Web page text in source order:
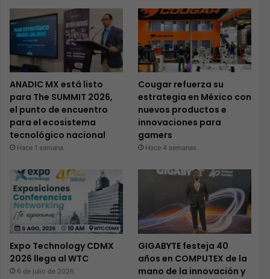
ANADIC MX está listo
para The SUMMIT 2026,
el punto de encuentro
para el ecosistema
tecnológico nacional
Hace 1 semana
Cougar refuerza su
estrategia en México con
nuevos productos e
innovaciones para
gamers
Hace 4 semanas
Expo Technology CDMX
2026 llega al WTC
6 de julio de 2026
GIGABYTE festeja 40
años en COMPUTEX de la
mano de la innovación y